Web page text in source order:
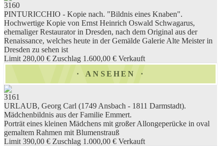
3160
PINTURICCHIO - Kopie nach. "Bildnis eines Knaben".
Hochwertige Kopie von Ernst Heinrich Oswald Schwagarus,
ehemaliger Restaurator in Dresden, nach dem Original aus der
Renaissance, welches heute in der Gemälde Galerie Alte Meister in
Dresden zu sehen ist
Limit 280,00 € Zuschlag 1.600,00 € Verkauft
ANSEHEN
3161
URLAUB, Georg Carl (1749 Ansbach - 1811 Darmstadt).
Mädchenbildnis aus der Familie Emmert.
Porträt eines kleinen Mädchens mit großer Allongeperücke in oval
gemaltem Rahmen mit Blumenstrauß
Limit 390,00 € Zuschlag 1.000,00 € Verkauft